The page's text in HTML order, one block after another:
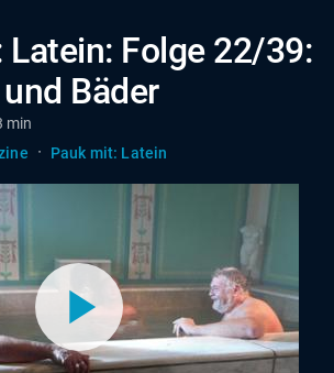
Latein: Folge 22/39:
Bäder
min
· Pauk mit: Latein